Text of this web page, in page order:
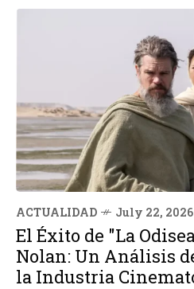
ACTUALIDAD July 22, 2026
El Éxito de "La
Nolan: Un Análisis
la Industria